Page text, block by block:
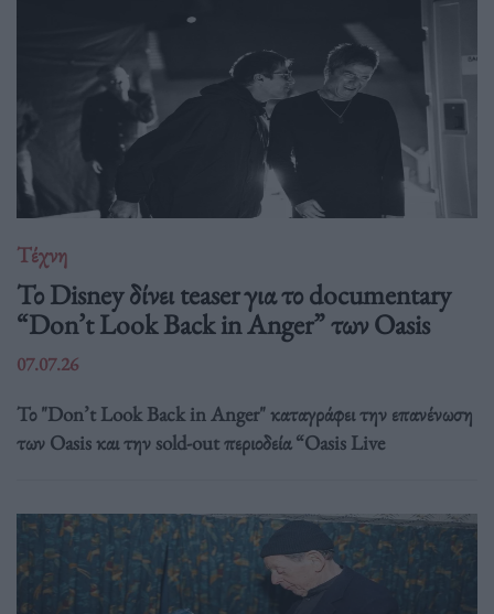
Τέχνη
Το Disney δίνει teaser για το documentary
“Don’t Look Back in Anger” των Oasis
07.07.26
Το "Don’t Look Back in Anger" καταγράφει την επανένωση
των Oasis και την sold-out περιοδεία “Oasis Live